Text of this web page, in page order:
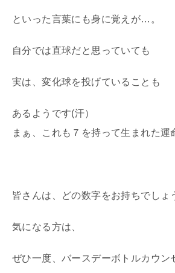
といった言葉にも身に覚えが…。
自分では直球だと思っていても
実は、変化球を投げていることも
あるようです(汗）
まぁ、これも７を持って生まれた運
皆さんは、どの数字をお持ちでしょ
気になる方は、
ぜひ一度、バースデーボトルカウン